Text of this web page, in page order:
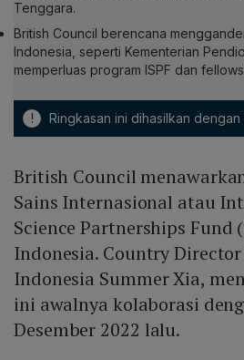
Tenggara.
British Council berencana
Indonesia, seperti Kementerian
memperluas program ISPF dan
! Ringkasan ini dihasilkan
British Council
Sains Internasional atau
Science Partnerships Fund
Indonesia. Country
Indonesia Summer Xia,
ini awalnya kolaborasi
Desember 2022 lalu.